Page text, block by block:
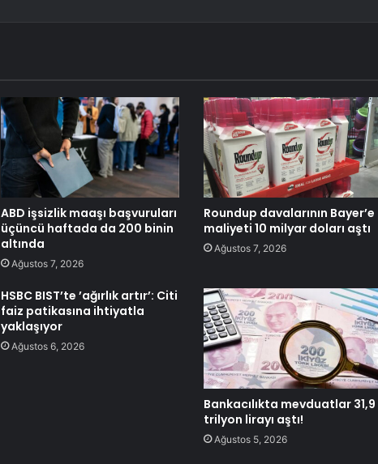
ABD işsizlik maaşı başvuruları
üçüncü haftada da 200 binin
altında
Ağustos 7, 2026
Roundup davalarının Bayer’e
maliyeti 10 milyar doları aştı
Ağustos 7, 2026
HSBC BIST’te ’ağırlık artır’: Citi
faiz patikasına ihtiyatla
yaklaşıyor
Ağustos 6, 2026
Bankacılıkta mevduatlar 31,9
trilyon lirayı aştı!
Ağustos 5, 2026